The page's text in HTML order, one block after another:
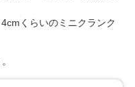
くらいのミニクランク